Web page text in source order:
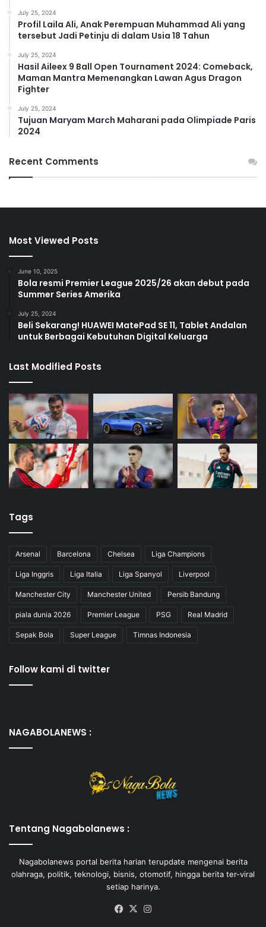
July 25, 2024
Profil Laila Ali, Anak Perempuan Muhammad Ali yang
tersebut Jadi Petinju di dalam Usia 18 Tahun
July 25, 2024
Hasil Aileex 9 Ball Open Tournament 2024: Comeback,
Maman Mantra Memenangkan Lawan Agus Dragon
Fighter
July 25, 2024
Tujuan Maryam March Maharani pada Olimpiade Paris
2024
Recent Comments
Most Viewed Posts
June 10, 2025
Bola resmi Premier League 2025/26 akan debut pada
Summer Series Amerika
July 25, 2024
Beli Sekarang! HUAWEI MatePad SE 11, Tablet Andalan
untuk Berbagai Kebutuhan Digital Keluarga
Last Modified Posts
Tags
Arsenal Barcelona Chelsea Liga Champions
Liga Inggris Liga Italia Liga Spanyol Liverpool
Manchester City Manchester United Persib Bandung
piala dunia 2026 Premier League PSG Real Madrid
Sepak Bola Super League Timnas Indonesia
Follow kami di twitter
NAGABOLANEWS :
Tentang Nagabolanews :
Nagabolanews portal berita harian terupdate mengenai berita
olahraga, politik, teknologi, bisnis, otomotif, hingga berita ter-viral
setiap harinya.
Facebook
X